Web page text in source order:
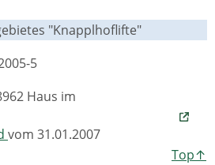
"Knapplhoflifte"
5
Haus im
vom 31.01.2007
Top↑